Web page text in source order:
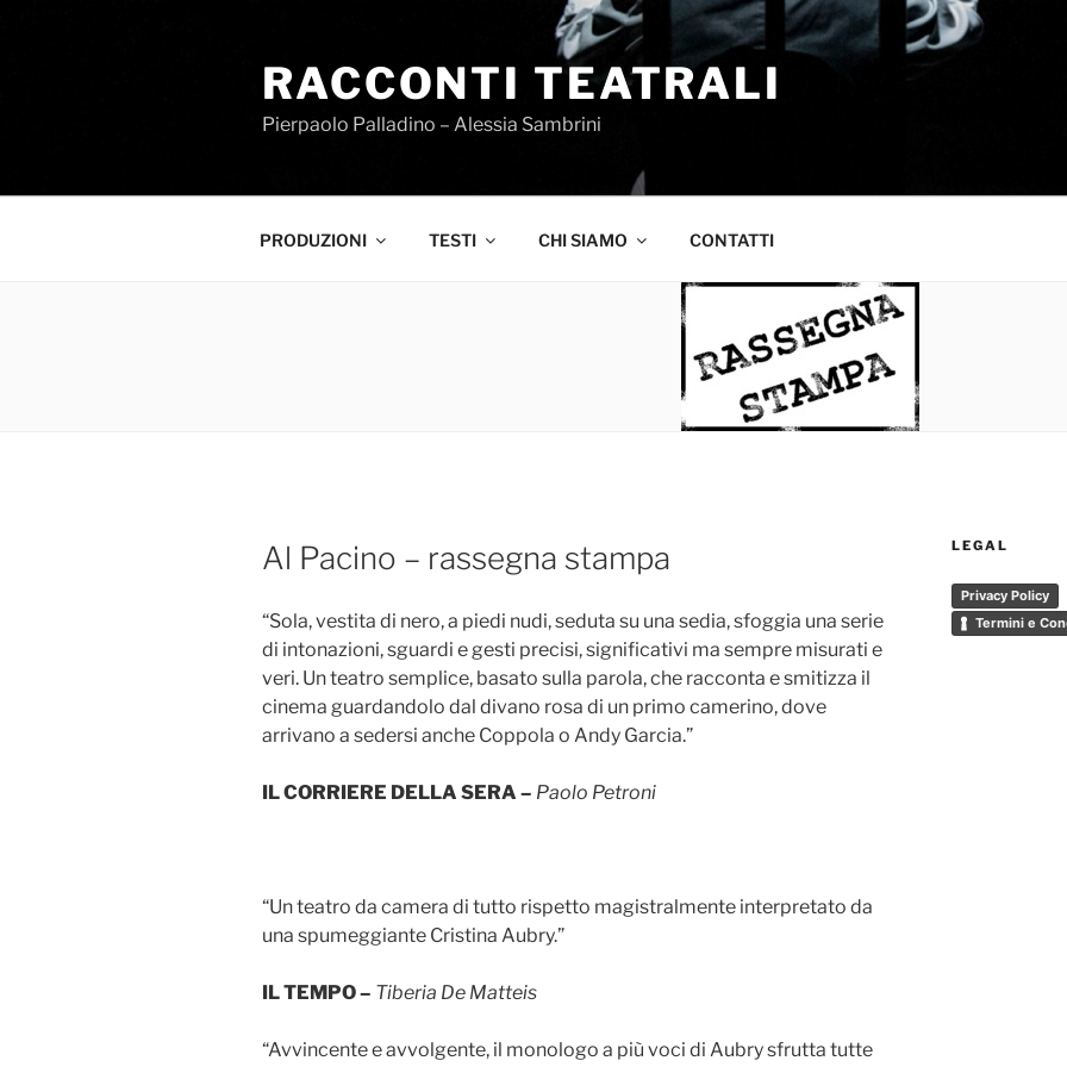
RACCONTI TEATRALI
Pierpaolo Palladino – Alessia Sambrini
PRODUZIONI TESTI CHI SIAMO CONTATTI
Al Pacino – rassegna stampa
“Sola, vestita di nero, a piedi nudi, seduta su una sedia, sfoggia una serie
di intonazioni, sguardi e gesti precisi, significativi ma sempre misurati e
veri. Un teatro semplice, basato sulla parola, che racconta e smitizza il
cinema guardandolo dal divano rosa di un primo camerino, dove
arrivano a sedersi anche Coppola o Andy Garcia.”
IL CORRIERE DELLA SERA – Paolo Petroni
“Un teatro da camera di tutto rispetto magistralmente interpretato da
una spumeggiante Cristina Aubry.”
IL TEMPO – Tiberia De Matteis
“Avvincente e avvolgente, il monologo a più voci di Aubry sfrutta tutte
LEGAL
Privacy Policy
Termini e